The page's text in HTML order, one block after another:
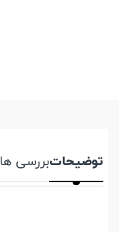
توضیحاتبررسی ها